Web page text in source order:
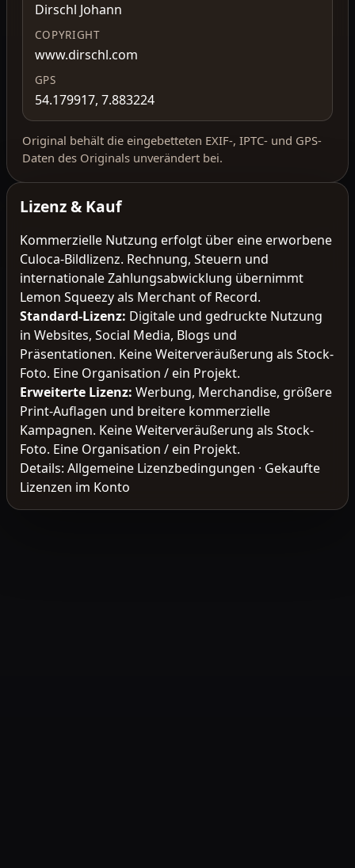
Dirschl Johann
COPYRIGHT
www.dirschl.com
GPS
54.179917, 7.883224
Original behält die eingebetteten EXIF-, IPTC- und GPS-
Daten des Originals unverändert bei.
Lizenz & Kauf
Kommerzielle Nutzung erfolgt über eine erworbene
Culoca-Bildlizenz. Rechnung, Steuern und
internationale Zahlungsabwicklung übernimmt
Lemon Squeezy als Merchant of Record.
Standard-Lizenz: Digitale und gedruckte Nutzung
in Websites, Social Media, Blogs und
Präsentationen. Keine Weiterveräußerung als Stock-
Foto. Eine Organisation / ein Projekt.
Erweiterte Lizenz: Werbung, Merchandise, größere
Print-Auflagen und breitere kommerzielle
Kampagnen. Keine Weiterveräußerung als Stock-
Foto. Eine Organisation / ein Projekt.
Details: Allgemeine Lizenzbedingungen · Gekaufte
Lizenzen im Konto